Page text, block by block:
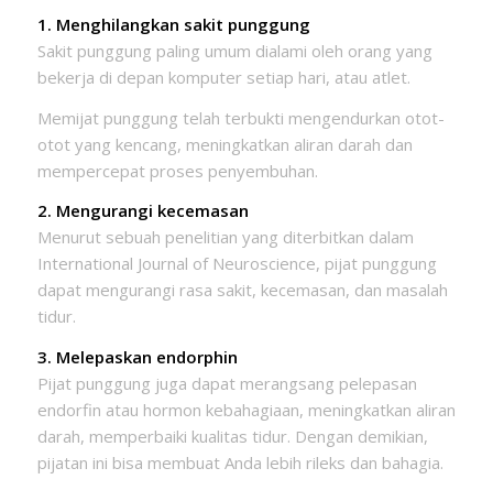
1. Menghilangkan sakit punggung
Sakit punggung paling umum dialami oleh orang yang
bekerja di depan komputer setiap hari, atau atlet.
Memijat punggung telah terbukti mengendurkan otot-
otot yang kencang, meningkatkan aliran darah dan
mempercepat proses penyembuhan.
2. Mengurangi kecemasan
Menurut sebuah penelitian yang diterbitkan dalam
International Journal of Neuroscience, pijat punggung
dapat mengurangi rasa sakit, kecemasan, dan masalah
tidur.
3. Melepaskan endorphin
Pijat punggung juga dapat merangsang pelepasan
endorfin atau hormon kebahagiaan, meningkatkan aliran
darah, memperbaiki kualitas tidur. Dengan demikian,
pijatan ini bisa membuat Anda lebih rileks dan bahagia.